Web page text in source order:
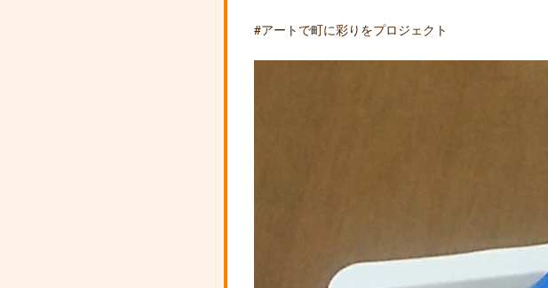
#アートで町に彩りをプロジェクト